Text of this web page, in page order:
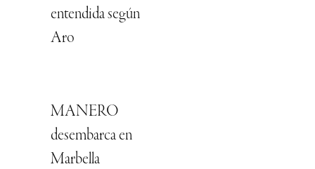
entendida según
Aro
MANERO
desembarca en
Marbella